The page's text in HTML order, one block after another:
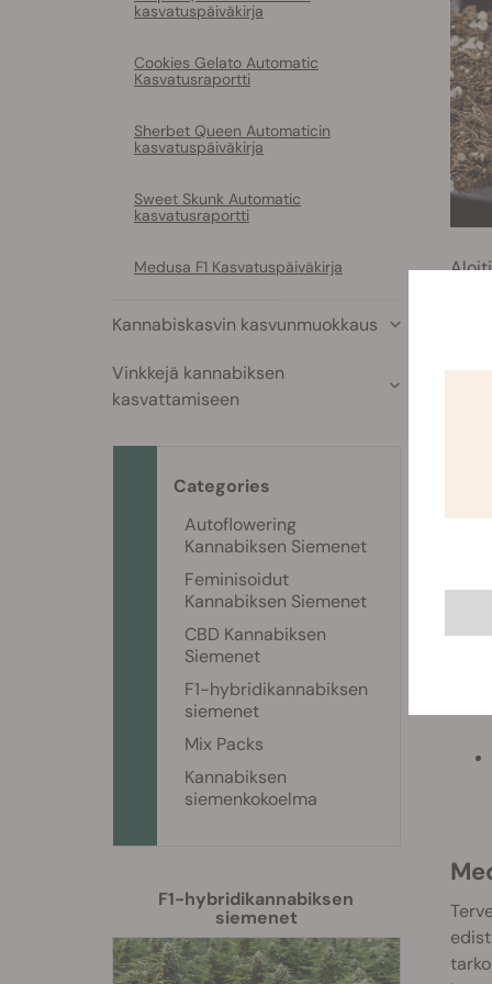
kasvatuspäiväkirja
Cookies Gelato Automatic
Kasvatusraportti
Sherbet Queen Automaticin
kasvatuspäiväkirja
Sweet Skunk Automatic
kasvatusraportti
Medusa F1 Kasvatuspäiväkirja
Kannabiskasvin kasvunmuokkaus
Vinkkejä kannabiksen
kasvattamiseen
Categories
Autoflowering
Kannabiksen Siemenet
Feminisoidut
Kannabiksen Siemenet
CBD Kannabiksen
Siemenet
F1-hybridikannabiksen
siemenet
Mix Packs
Kannabiksen
siemenkokoelma
F1-hybridikannabiksen
siemenet